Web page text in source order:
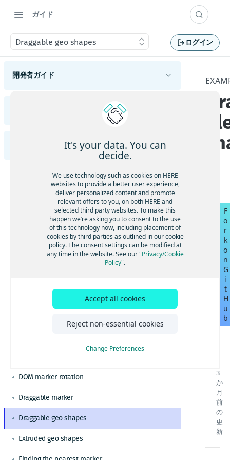
ガイド
Draggable geo shapes ログイン
開発者ガイド
サポートされているブラウザーとプラットフォ
HERE Maps API for JavaScriptの各バージョンを
HERE Maps API for Javascriptの使用を開始する
マップオブジェクトを管理する
マーカーを追加する
ジオシェイプを使用する
カスタムオーバーレイを表示する
マップイベントを処理する
地図をカスタマイズする
カスタムの地政学的見解を適用する
ルートと経路を計算する
視覚化のためのクラスターデータ
地域固有の地図を設定する
マップコントロールとUIでマップをカスタマイ
ルでマップをカスタマイズする
日本のデータを含む地図を表示する
ドラッグ可能な方向を有効にする
KMLで地図コンテンツを強化する
HERE Indoor Mapを統合する
ジオコーディングと住所の検索を解決する
フレームワークと統合する
Angularを使用してHERE Mapsを構築する
Reactを使用してHERE Mapsを構築する
Vue.jsを使用してHERE Mapsを構築する
HERE Maps API for Javascriptをバンドルしてパ
フォーマンスを最適化する
びRollupをバンドルする
ベストプラクティスと高度なヒント
効率的なマップレンダリングのためのベストプ
GoogleからHERE Maps API for JavaScriptジオコ
ーディングに切り替える
検索に切り替える
機能と動作の変更
既知の問題
解決済みの問題
制限と回避策
Adding an Overlay to the Map
Animated markers
Calculate a location from a mouse click
Changing from the metric system
Circle on a map
Display an indoor map
DOM marker rotation
Draggable marker
Draggable geo shapes
Extruded geo shapes
F
o
r
k
o
n
G
i
t
H
u
b
3
か
月
前
の
更
新
It's your data. You can
decide.
We use technology such as cookies on HERE
websites to provide a better user experience,
deliver personalized content and promote
relevant offers to you, on both HERE and
selected third party websites. To make this
happen we’re asking you to consent to the use
of this technology now, including placement of
cookies by third parties as outlined in our cookie
policy. The consent settings can be modified at
any time in the website. See our"Privacy/Cookie
Policy".
Accept all cookies
Reject non-essential cookies
Change Preferences